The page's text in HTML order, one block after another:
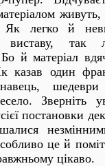
Як легко й
виставу, так
Бо й матеріал
казав один
шедеври
Зверніть
постановки
це й
цікаво.